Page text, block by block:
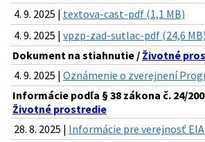
4. 9. 2025 | textova-cast-pdf (1,1 MB)
4. 9. 2025 | vpzp-zad-sutlac-pdf (24,6 MB)
Dokument na stiahnutie / Životné
4. 9. 2025 | Oznámenie o zverejnení
Informácie podľa § 38 zákona č. 24/
Životné prostredie
28. 8. 2025 | Informácie pre verejnosť